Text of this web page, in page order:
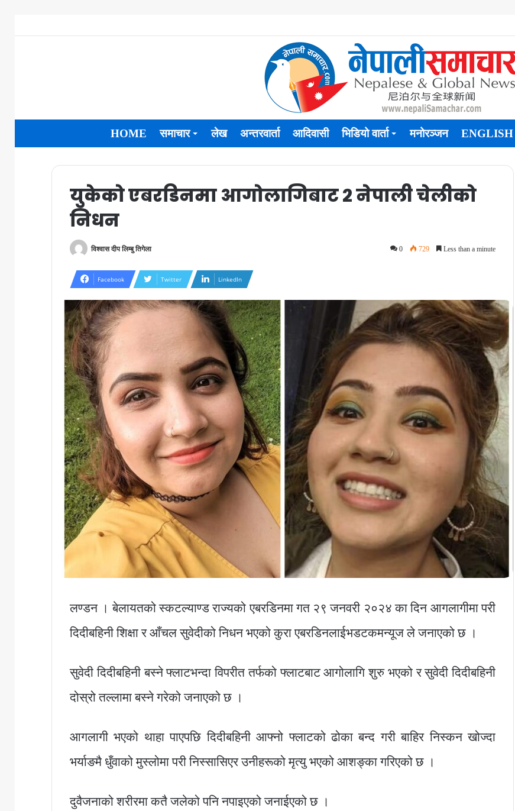
HOME समाचार लेख अन्तरवार्ता आदिवासी भिडियो वार्ता मनोरञ्जन ENGLISH
युकेको एबरडिनमा आगोलागिबाट २ नेपाली चेलीको
निधन
विश्वास दीप लिम्बु तिगेला 0 729 Less than a minute
Facebook Twitter LinkedIn
लण्डन । बेलायतको स्कटल्याण्ड राज्यको एबरडिनमा गत २९ जनवरी २०२४ का दिन आगलागीमा परी
दिदीबहिनी शिक्षा र आँचल सुवेदीको निधन भएको कुरा एबरडिनलाईभडटकमन्यूज ले जनाएको छ ।
सुवेदी दिदीबहिनी बस्ने फ्लाटभन्दा विपरीत तर्फको फ्लाटबाट आगोलागि शुरु भएको र सुवेदी दिदीबहिनी
दोस्रो तल्लामा बस्ने गरेको जनाएको छ ।
आगलागी भएको थाहा पाएपछि दिदीबहिनी आफ्नो फ्लाटको ढोका बन्द गरी बाहिर निस्कन खोज्दा
भर्याङमै धुँवाको मुस्लोमा परी निस्सासिएर उनीहरूको मृत्यु भएको आशङ्का गरिएको छ ।
दुवैजनाको शरीरमा कतै जलेको पनि नपाइएको जनाईएको छ ।